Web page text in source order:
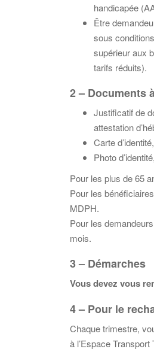
handicapée
Être
sous
supérieur aux
tarifs réduits).
2 – Documents
Justificatif de
attestation
Carte d’identité,
Photo d’identité,
Pour les plus de 65
Pour les
MDPH.
Pour les
mois.
3 – Démarches
Vous devez vous
4 – Pour le
Chaque trimestre,
à l’Espace Transport